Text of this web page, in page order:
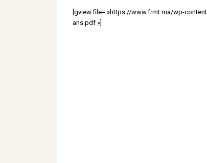
[gview file= »https://www.frmt.ma/wp-
ans.pdf »]